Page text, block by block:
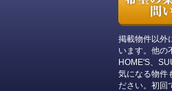
掲載物件以外
います。他の
HOME'S、
気になる物件
ださい。初回